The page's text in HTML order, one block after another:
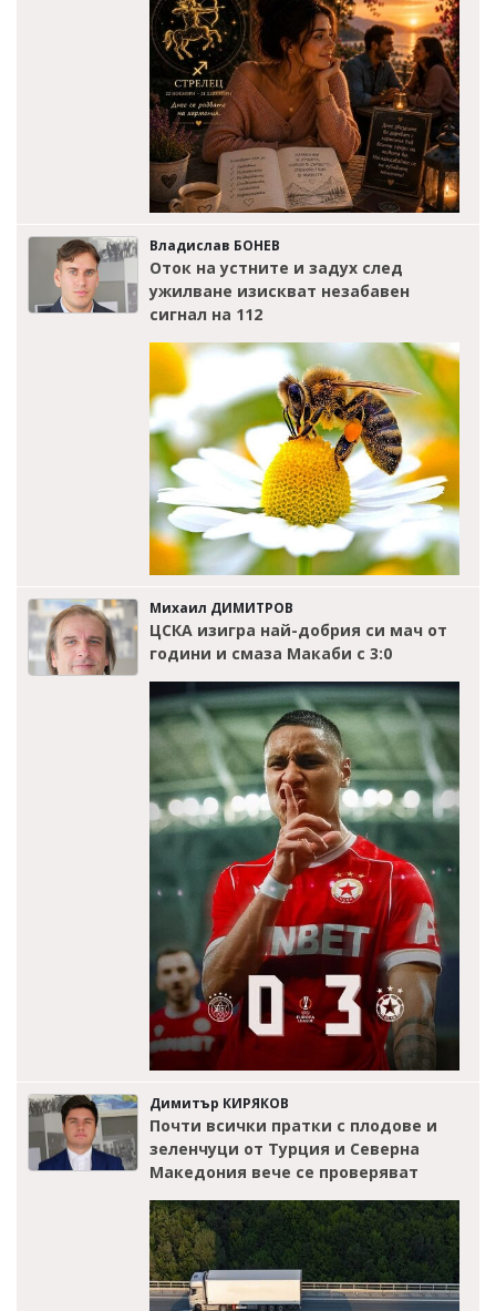
Владислав БОНЕВ
Оток на устните и задух след
ужилване изискват незабавен
сигнал на 112
Михаил ДИМИТРОВ
ЦСКА изигра най-добрия си мач от
години и смаза Макаби с 3:0
Димитър КИРЯКОВ
Почти всички пратки с плодове и
зеленчуци от Турция и Северна
Македония вече се проверяват